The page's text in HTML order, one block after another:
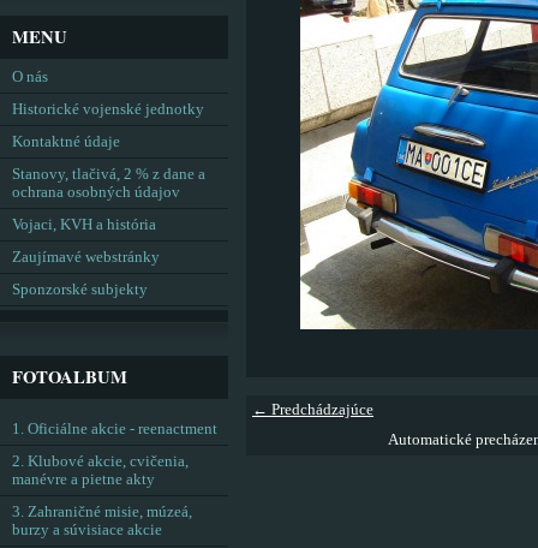
← Predchádzajúce
Automatické
MENU
O nás
Historické vojenské jednotky
Kontaktné údaje
Stanovy, tlačivá, 2 % z dane a
ochrana osobných údajov
Vojaci, KVH a história
Zaujímavé webstránky
Sponzorské subjekty
FOTOALBUM
1. Oficiálne akcie - reenactment
2. Klubové akcie, cvičenia,
manévre a pietne akty
3. Zahraničné misie, múzeá,
burzy a súvisiace akcie